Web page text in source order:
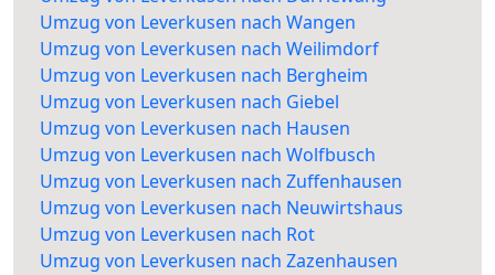
Umzug von Leverkusen nach Wangen
Umzug von Leverkusen nach Weilimdorf
Umzug von Leverkusen nach Bergheim
Umzug von Leverkusen nach Giebel
Umzug von Leverkusen nach Hausen
Umzug von Leverkusen nach Wolfbusch
Umzug von Leverkusen nach Zuffenhausen
Umzug von Leverkusen nach Neuwirtshaus
Umzug von Leverkusen nach Rot
Umzug von Leverkusen nach Zazenhausen